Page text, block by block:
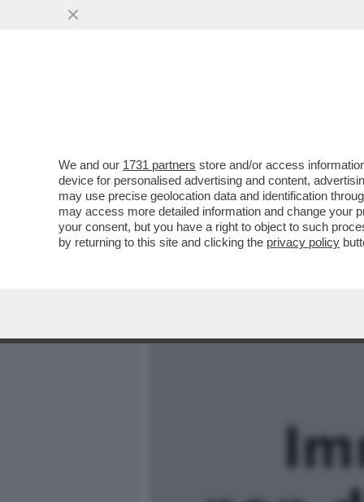
TUTTO È PRONTO PER IL
VIA ALLE SESSIONI DI
VAI ALL'ARTICOLO
We and our 1731 partners store and/or access
device for personalised advertising and content,
may use precise geolocation data and identification
may access more detailed information and change your
your consent, but you have a right to object to such
by returning to this site and clicking the privacy policy